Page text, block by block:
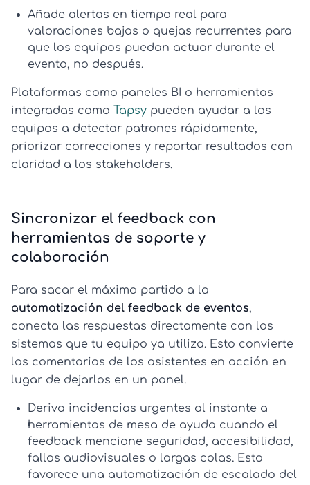
Añade alertas en tiempo real para
valoraciones bajas o quejas recurrentes para
que los equipos puedan actuar durante el
evento, no después.
Plataformas como paneles BI o herramientas
integradas como Tapsy pueden ayudar a los
equipos a detectar patrones rápidamente,
priorizar correcciones y reportar resultados con
claridad a los stakeholders.
Sincronizar el feedback con
herramientas de soporte y
colaboración
Para sacar el máximo partido a la
automatización del feedback de eventos,
conecta las respuestas directamente con los
sistemas que tu equipo ya utiliza. Esto convierte
los comentarios de los asistentes en acción en
lugar de dejarlos en un panel.
Deriva incidencias urgentes al instante a
herramientas de mesa de ayuda cuando el
feedback mencione seguridad, accesibilidad,
fallos audiovisuales o largas colas. Esto
favorece una automatización de escalado del